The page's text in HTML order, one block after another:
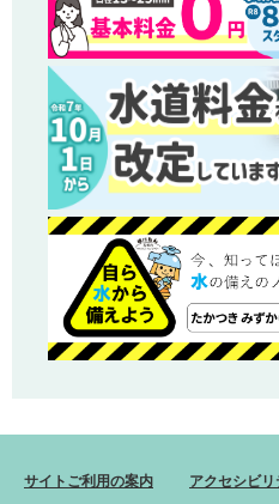
サイトご利用の案内
アクセシビ